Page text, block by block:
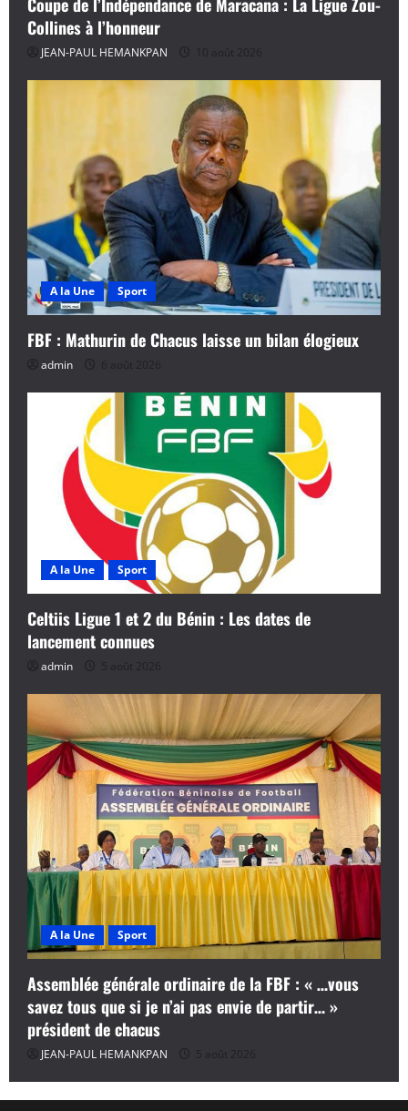
a
r
t
l
e
Coupe de l’Indépendance de Maracana : La Ligue Zou-
Collines à l’honneur
JEAN-PAUL HEMANKPAN 10 août 2026
A la Une Sport
FBF : Mathurin de Chacus laisse un bilan élogieux
admin 6 août 2026
A la Une Sport
Celtiis Ligue 1 et 2 du Bénin : Les dates de
lancement connues
admin 5 août 2026
A la Une Sport
Assemblée générale ordinaire de la FBF : « …vous
savez tous que si je n’ai pas envie de partir… »
président de chacus
JEAN-PAUL HEMANKPAN 5 août 2026